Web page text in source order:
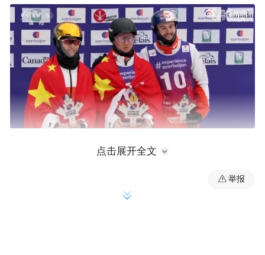
在6日进行的首战中，孙佳旭以125.97分获得
银牌，为后续比赛奠定坚实基础。7日进行的
决赛，他在空中完成高难度翻腾转体动作并
点击展开全文
举报